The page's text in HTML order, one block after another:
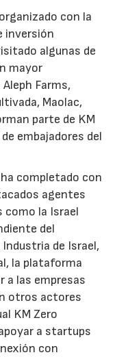
con la
inversión
algunas de
mayor
Farms,
Maolac,
parte de KM
embajadores del
ha completado con
agentes
la Israel
del
de Israel,
la plataforma
a las empresas
otros actores
KM Zero
a startups
con